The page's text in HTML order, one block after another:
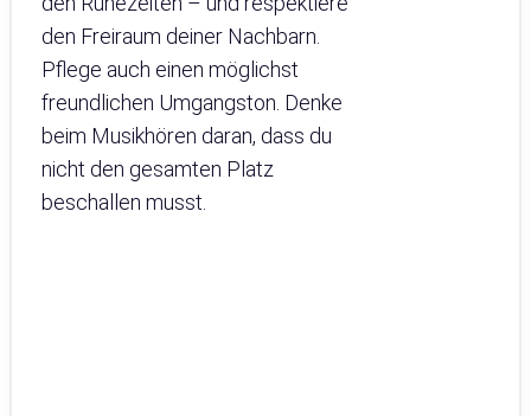
den Freiraum deiner Nachbarn.
Pflege auch einen möglichst
freundlichen Umgangston. Denke
beim Musikhören daran, dass du
nicht den gesamten Platz
beschallen musst.